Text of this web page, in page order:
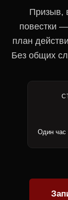
Призыв,
повестки
план
Без общих
Один час